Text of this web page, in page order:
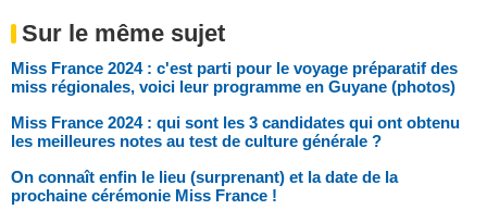
Sur le même sujet
Miss France 2024 : c'est parti pour le voyage préparatif des
miss régionales, voici leur programme en Guyane (photos)
Miss France 2024 : qui sont les 3 candidates qui ont obtenu
les meilleures notes au test de culture générale ?
On connaît enfin le lieu (surprenant) et la date de la
prochaine cérémonie Miss France !